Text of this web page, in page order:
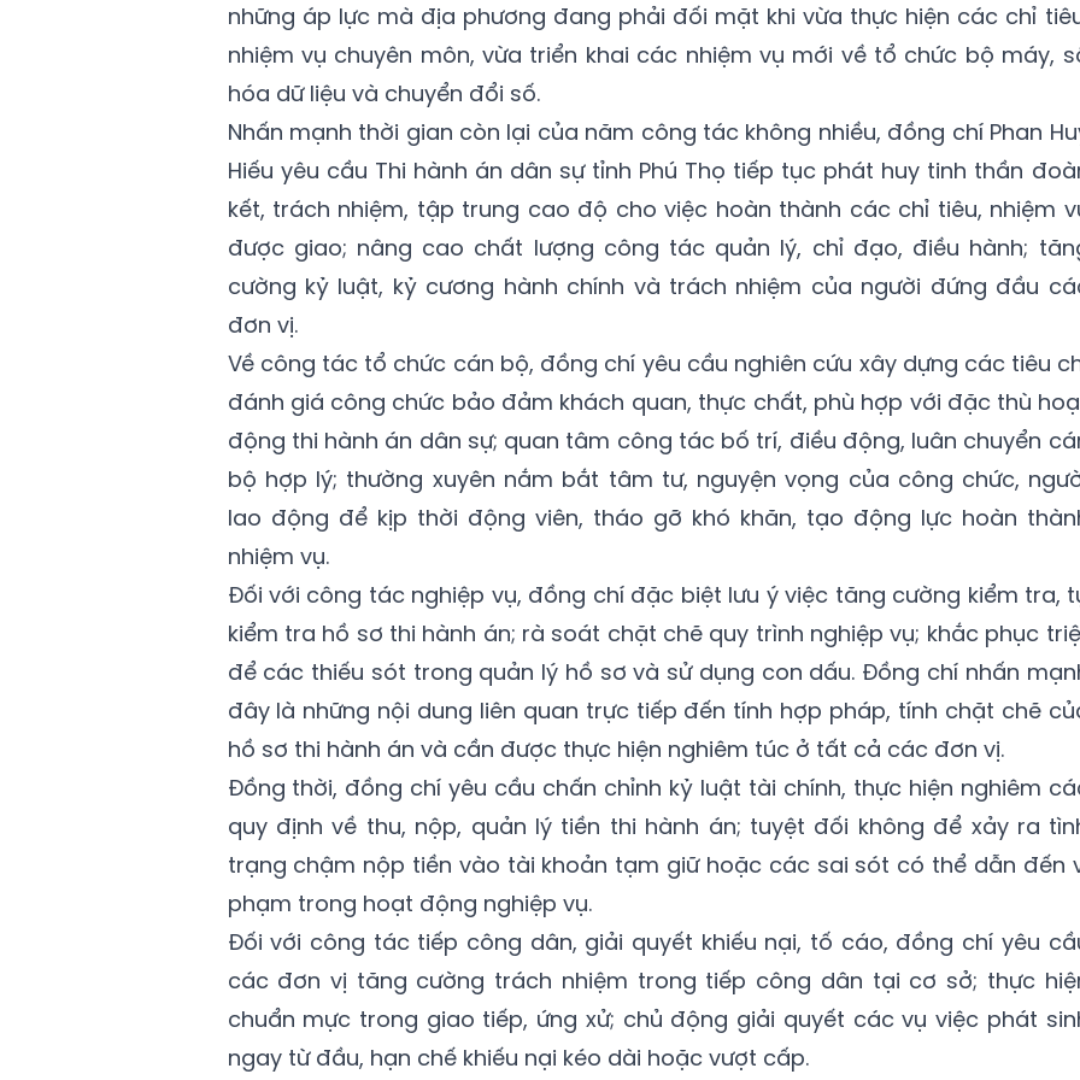
những áp lực mà địa phương đang phải đối mặt khi vừa thực hiện các chỉ
nhiệm vụ chuyên môn, vừa triển khai các nhiệm vụ mới về tổ chức bộ máy,
hóa dữ liệu và chuyển đổi số.
Nhấn mạnh thời gian còn lại của năm công tác không nhiều, đồng chí Phan
Hiếu yêu cầu Thi hành án dân sự tỉnh Phú Thọ tiếp tục phát huy tinh thần
kết, trách nhiệm, tập trung cao độ cho việc hoàn thành các chỉ tiêu, nhiệm
được giao; nâng cao chất lượng công tác quản lý, chỉ đạo, điều hành;
cường kỷ luật, kỷ cương hành chính và trách nhiệm của người đứng đầu
đơn vị.
Về công tác tổ chức cán bộ, đồng chí yêu cầu nghiên cứu xây dựng các tiêu
đánh giá công chức bảo đảm khách quan, thực chất, phù hợp với đặc thù
động thi hành án dân sự; quan tâm công tác bố trí, điều động, luân chuyển
bộ hợp lý; thường xuyên nắm bắt tâm tư, nguyện vọng của công chức,
lao động để kịp thời động viên, tháo gỡ khó khăn, tạo động lực hoàn
nhiệm vụ.
Đối với công tác nghiệp vụ, đồng chí đặc biệt lưu ý việc tăng cường kiểm tra,
kiểm tra hồ sơ thi hành án; rà soát chặt chẽ quy trình nghiệp vụ; khắc phục
để các thiếu sót trong quản lý hồ sơ và sử dụng con dấu. Đồng chí nhấn
đây là những nội dung liên quan trực tiếp đến tính hợp pháp, tính chặt chẽ
hồ sơ thi hành án và cần được thực hiện nghiêm túc ở tất cả các đơn vị.
Đồng thời, đồng chí yêu cầu chấn chỉnh kỷ luật tài chính, thực hiện nghiêm
quy định về thu, nộp, quản lý tiền thi hành án; tuyệt đối không để xảy ra
trạng chậm nộp tiền vào tài khoản tạm giữ hoặc các sai sót có thể dẫn đến
phạm trong hoạt động nghiệp vụ.
Đối với công tác tiếp công dân, giải quyết khiếu nại, tố cáo, đồng chí yêu
các đơn vị tăng cường trách nhiệm trong tiếp công dân tại cơ sở; thực
chuẩn mực trong giao tiếp, ứng xử; chủ động giải quyết các vụ việc phát
ngay từ đầu, hạn chế khiếu nại kéo dài hoặc vượt cấp.